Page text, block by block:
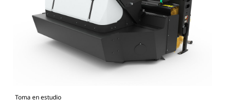
Toma en estudio